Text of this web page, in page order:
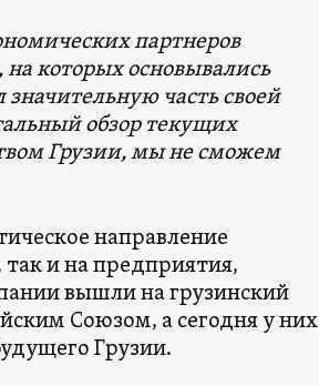
партнеров
на которых основывались
часть своей
обзор текущих
Грузии, мы не сможем
направление
и на предприятия,
вышли на грузинский
Союзом, а сегодня у них
Грузии.